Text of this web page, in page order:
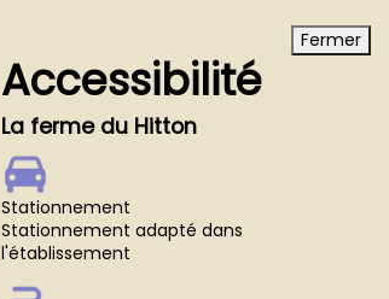
Fermer
Accessibilité
La ferme du Hitton
Stationnement
Stationnement adapté dans
l'établissement